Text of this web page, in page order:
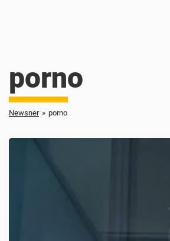
porno
Newsner » porno